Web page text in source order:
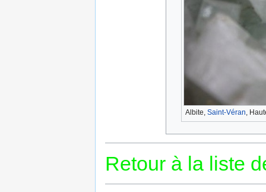
Albite,Saint-Véran ,
Retour à la liste